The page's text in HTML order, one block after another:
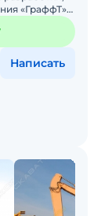
«ГраффТ»
Написать